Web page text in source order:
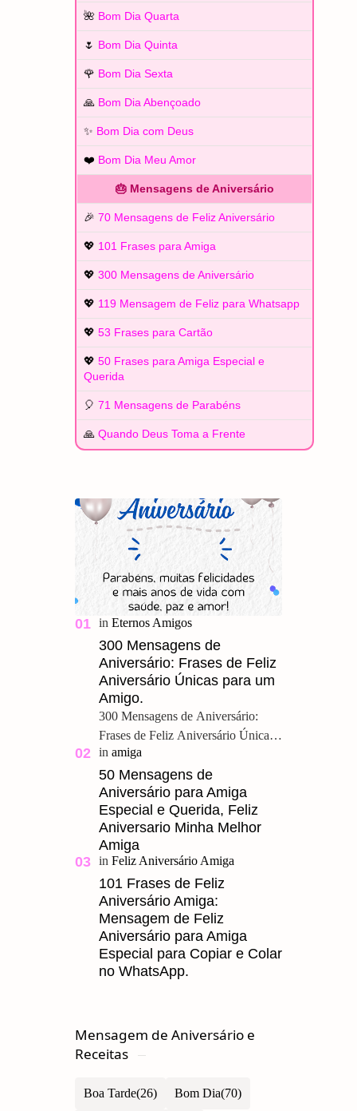
🌺 Bom Dia Quarta
🌷 Bom Dia Quinta
🌹 Bom Dia Sexta
🙏 Bom Dia Abençoado
✨ Bom Dia com Deus
❤️ Bom Dia Meu Amor
🎂 Mensagens de Aniversário
🎉 70 Mensagens de Feliz Aniversário
💖 101 Frases para Amiga
💖 300 Mensagens de Aniversário
💖 119 Mensagem de Feliz para Whatsapp
💖 53 Frases para Cartão
💖 50 Frases para Amiga Especial e
Querida
🎈 71 Mensagens de Parabéns
🙏 Quando Deus Toma a Frente
300 Mensagens de
Aniversário: Frases de Feliz
Aniversário Únicas para um
Amigo.
300 Mensagens de Aniversário:
Frases de Feliz Aniversário Únicas
para um Amigo. Feliz Aniversário
Meu Querido, u ma grande amizade
é um presente pre…
50 Mensagens de
Aniversário para Amiga
Especial e Querida, Feliz
Aniversario Minha Melhor
Amiga
101 Frases de Feliz
Aniversário Amiga:
Mensagem de Feliz
Aniversário para Amiga
Especial para Copiar e Colar
no WhatsApp.
Mensagem de Aniversário e
Receitas
Boa Tarde Bom Dia